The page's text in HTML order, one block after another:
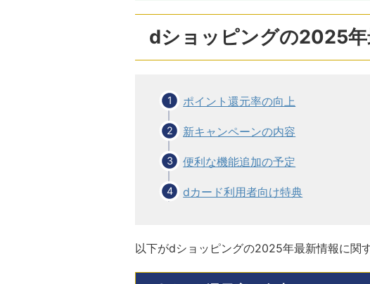
dショッピングの2025年
ポイント還元率の向上
新キャンペーンの内容
便利な機能追加の予定
dカード利用者向け特典
以下がdショッピングの2025年最新情報に関